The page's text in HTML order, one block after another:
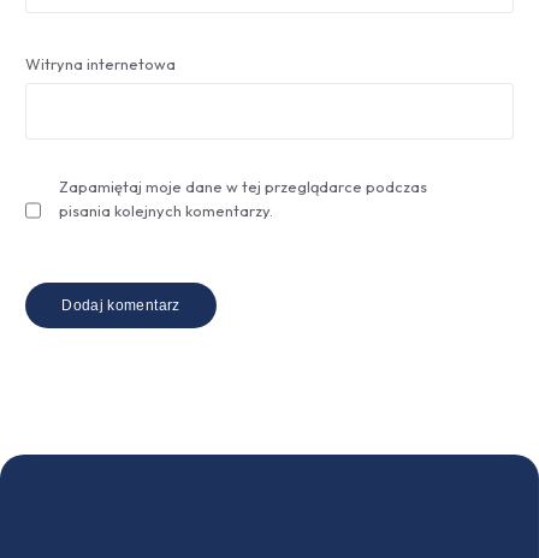
Witryna internetowa
Zapamiętaj moje dane w tej przeglądarce podczas
pisania kolejnych komentarzy.